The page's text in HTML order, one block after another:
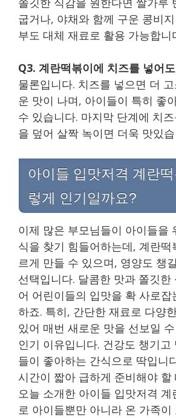
굽거나, 야채와 함께 구운 콩비
부도 대체 재료로 활용 가능합니
Q3. 계란떡볶이에 치즈를 넣어
물론입니다. 치즈를 넣으면 더
운 맛이 나며, 아이들이 특히 좋
수 있습니다. 마지막 단계에 치
을 덮어 살짝 녹이면 더욱 맛있
아이들 입맛저격 계란떡
렇게 인기일까요?
이제 많은 부모님들이 아이들을
식을 찾기 힘들어하는데, 계란
르게 만들 수 있으며, 영양도 챙
선택입니다. 달콤한 맛과 쫄깃한
어 어린이들의 입맛을 확 사로잡
하죠. 특히, 간단한 재료로 다양
있어 매번 새로운 맛을 선보일
인기 이유입니다. 건강도 챙기고
들이 좋아하는 간식으로 딱입니
시간이 짧아 급하게 준비해야 할
오늘 소개한 아이들 입맛저격 계
로 아이들뿐만 아니라 온 가족이